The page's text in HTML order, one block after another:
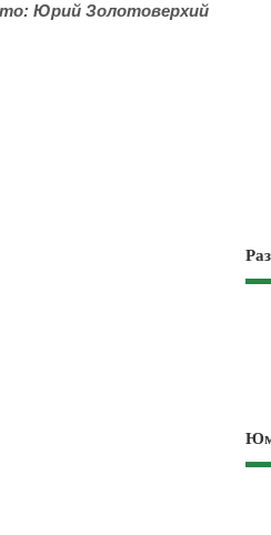
Юрий Золотоверхий